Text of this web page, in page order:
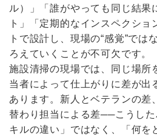
ル）」「誰がやっても同じ結果
ト」「定期的なインスペクショ
トで設計し、現場の“感覚”では
ろえていくことが不可欠です。
施設清掃の現場では、同じ場所
当者によって仕上がりに差が出
あります。新人とベテランの差
替わり担当による差──こうし
キルの違い」ではなく、「何を